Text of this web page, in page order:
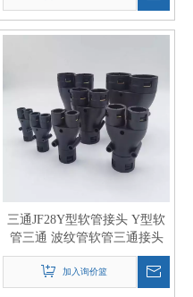
三通JF28Y型软管接头 Y型软
管三通 波纹管软管三通接头
加入询价篮